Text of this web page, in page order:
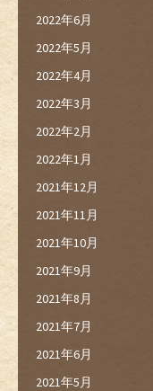
2022年6月
2022年5月
2022年4月
2022年3月
2022年2月
2022年1月
2021年12月
2021年11月
2021年10月
2021年9月
2021年8月
2021年7月
2021年6月
2021年5月